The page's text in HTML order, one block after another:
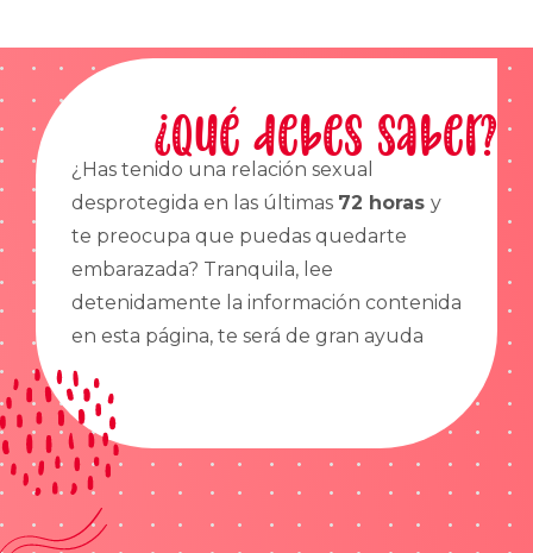
¿Qué debes saber?
¿Has tenido una relación sexual
desprotegida en las últimas 72 horas y
te preocupa que puedas quedarte
embarazada? Tranquila, lee
detenidamente la información contenida
en esta página, te será de gran ayuda